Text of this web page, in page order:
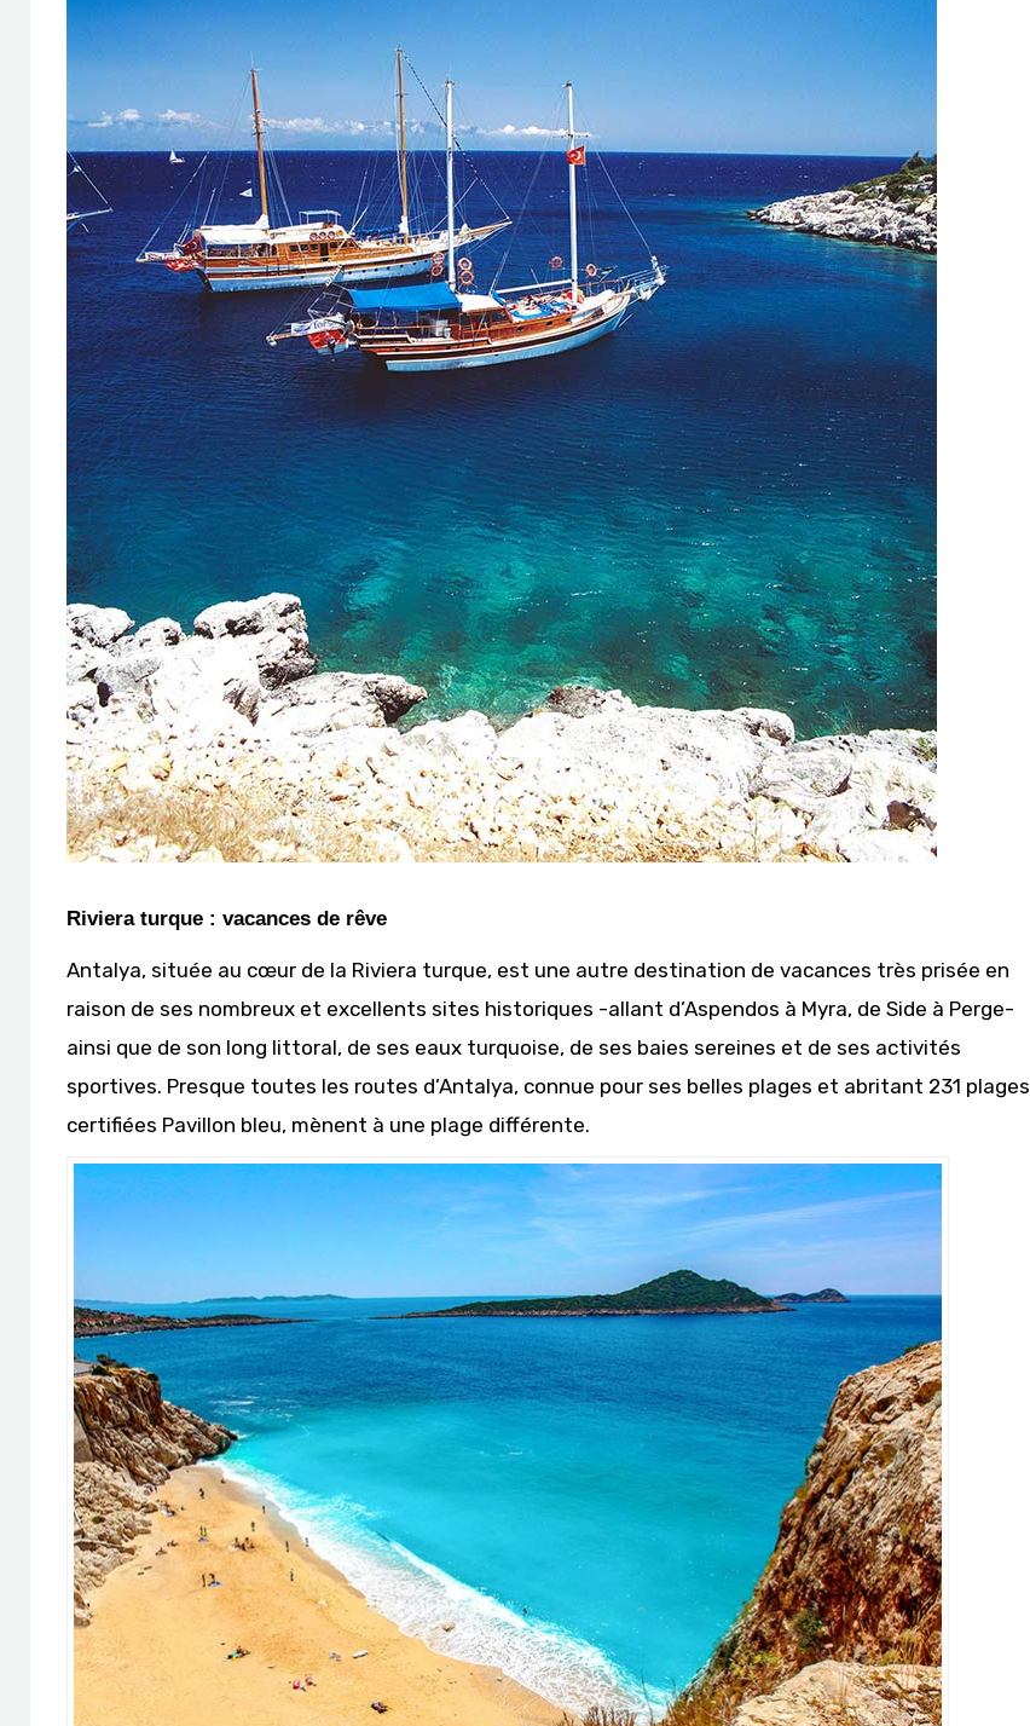
Riviera turque : vacances de rêve
Antalya, située au cœur de la Riviera turque, est une autre destination de vacances très prisée en
raison de ses nombreux et excellents sites historiques -allant d’Aspendos à Myra, de Side à Perge-
ainsi que de son long littoral, de ses eaux turquoise, de ses baies sereines et de ses activités
sportives. Presque toutes les routes d’Antalya, connue pour ses belles plages et abritant 231 plages
certifiées Pavillon bleu, mènent à une plage différente.